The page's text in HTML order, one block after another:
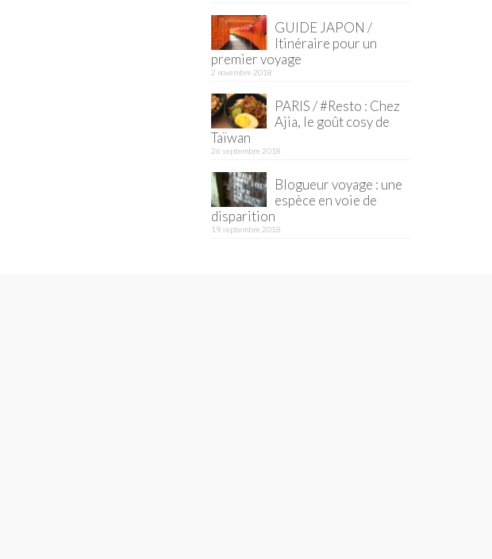
GUIDE JAPON /
Itinéraire pour un
premier voyage
2 novembre 2018
PARIS / #Resto : Chez
Ajia, le goût cosy de
Taïwan
26 septembre 2018
Blogueur voyage : une
espèce en voie de
disparition
19 septembre 2018